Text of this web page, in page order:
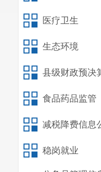
医疗卫生
生态环境
县级财政预决
食品药品监管
减税降费信息
稳岗就业